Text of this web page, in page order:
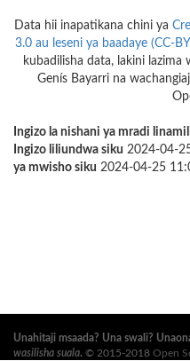
Data hii inapatikana chini ya
3.0 au leseni ya baadaye (CC-
kubadilisha data, lakini lazima
Genís Bayarri na
Ingizo la nishani ya mradi
Ingizo liliundwa siku 2024-04-
ya mwisho siku 2024-04-25
Unahitaji msaada? Una swali?
wasilisha suala. © 2015-2018 Open